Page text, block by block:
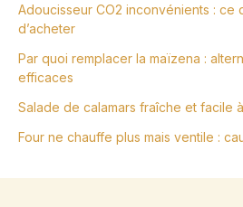
Adoucisseur CO2 inconvénients : ce
d’acheter
Par quoi remplacer la maïzena :
efficaces
Salade de calamars fraîche et facile
Four ne chauffe plus mais ventile :